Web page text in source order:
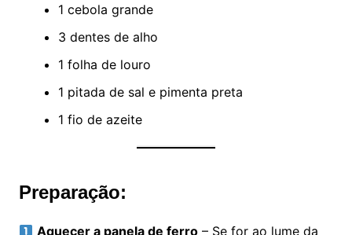
1 cebola grande
3 dentes de alho
1 folha de louro
1 pitada de sal e pimenta preta
1 fio de azeite
Preparação:
Aquecer a panela de ferro – Se for ao lume da